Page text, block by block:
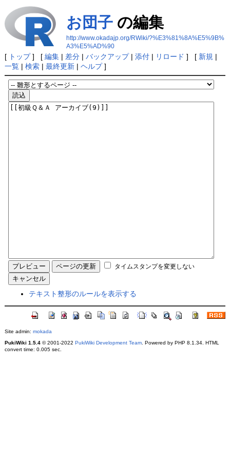
お団子の編集
http://www.okadajp.org/RWiki/?%E3%81%8A%E5%9B%
A3%E5%AD%90
[ トップ] [ 編集| 差分| バックアップ| 添付| リロード ] [ 新規 |
一覧| 検索| 最終更新| ヘルプ]
タイムスタンプを変更しない
テキスト整形のルールを表示する
Site admin: mokada
PukiWiki 1.5.4© 2001-2022 PukiWiki Development Team. Powered by PHP 8.1.34. HTML
convert time: 0.005 sec.